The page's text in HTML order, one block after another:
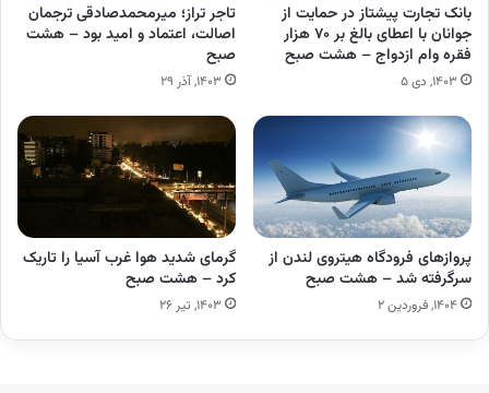
بانک تجارت پیشتاز در حمایت از
جوانان با اعطای بالغ بر ۷۰ هزار
فقره وام ازدواج – هشت صبح
۱۴۰۳, دی ۵
تاجر تراز؛ میرمحمدصادقی ترجمان
اصالت، اعتماد و امید بود – هشت
صبح
۱۴۰۳, آذر ۲۹
پروازهای فرودگاه هیتروی لندن از
سرگرفته شد – هشت صبح
۱۴۰۴, فروردین ۲
گرمای شدید هوا غرب آسیا را تاریک
کرد – هشت صبح
۱۴۰۳, تیر ۲۶